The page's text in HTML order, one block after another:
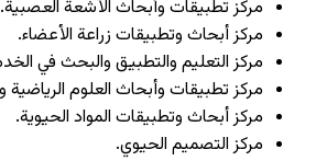
مركز تطبيقات وأبحاث الأشعة العصبية.
مركز أبحاث وتطبيقات زراعة الأعضاء.
مركز التعليم والتطبيق والبحث في
مركز تطبيقات وأبحاث العلوم
مركز أبحاث وتطبيقات المواد الحيوية.
مركز التصميم الحيوي.